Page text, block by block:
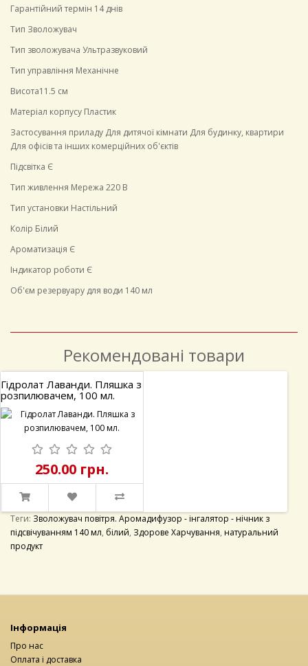
Гарантійний термін 14 днів
Тип Зволожувач
Тип зволожувача Ультразвуковий
Тип управління Механічне
Висота11.5 см
Матеріал корпусу Пластик
Застосування приладу Для дитячої кімнати Для будинку, квартири
Для офісів та інших комерційних об'єктів
Підсвітка Є
Тип живлення Мережа 220 В
Тип установки Настільний
Колір Білий
Ароматизація Є
Індикатор роботи Є
Об'єм резервуару для води 140 мл
Рекомендовані товари
Лаванди. Пляшка з
100 мл.
250.00 грн.
Теги: Зволожувач повітря. Аромадифузор - інгалятор - нічник з
підсвічуванням 140 мл, білий, Здорове Харчування, натуральний
продукт
Інформація
Про нас
Оплата і доставка